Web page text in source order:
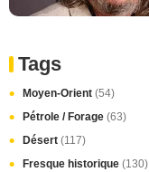
Tags
Moyen-Orient (54)
Pétrole / Forage (63)
Désert (117)
Fresque historique (130)